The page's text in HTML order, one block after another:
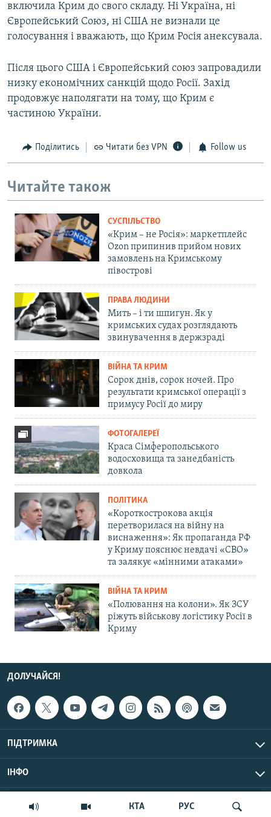
КТА РУС
включила Крим до свого складу. Ні Україна, ні
Європейський Союз, ні США не визнали це
голосування і вважають, що Крим Росія анексувала.
Після цього США і Європейський союз запровадили
низку економічних санкцій щодо Росії. Захід
продовжує наполягати на тому, що Крим є
частиною України.
Поділитись Читати без VPN Follow us
Читайте також
СУСПІЛЬСТВО
«Крим – не Росія»: маркетплейс
Ozon припинив прийом нових
замовлень на Кримському
півострові
ПРАВА ЛЮДИНИ
Мить – і ти шпигун. Як у
кримських судах розглядають
звинувачення в держзраді
ВІЙНА ТА КРИМ
Сорок днів, сорок ночей. Про
результати кримської операції з
примусу Росії до миру
ФОТОГАЛЕРЕЇ
Краса Сімферопольського
водосховища та занедбаність
довкола
ПОЛІТИКА
«Короткострокова акція
перетворилася на війну на
виснаження»: Як пропаганда РФ
у Криму пояснює невдачі «СВО»
та залякує «мінними атаками»
ВІЙНА ТА КРИМ
«Полювання на колони». Як ЗСУ
ріжуть військову логістику Росії в
Криму
ДОЛУЧАЙСЯ!
ПІДТРИМКА
ІНФО
© Крим.Реалії, 2026 | Усі права застережено.